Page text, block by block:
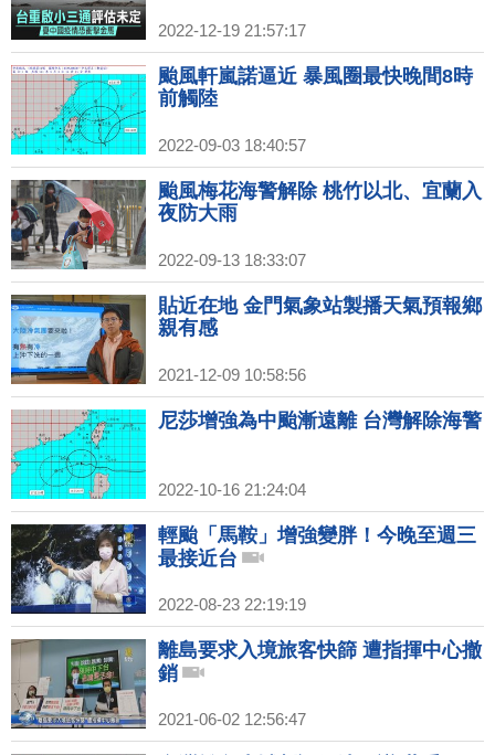
2022-12-19 21:57:17
颱風軒嵐諾逼近 暴風圈最快晚間8時
前觸陸
2022-09-03 18:40:57
颱風梅花海警解除 桃竹以北、宜蘭入
夜防大雨
2022-09-13 18:33:07
貼近在地 金門氣象站製播天氣預報鄉
親有感
2021-12-09 10:58:56
尼莎增強為中颱漸遠離 台灣解除海警
2022-10-16 21:24:04
輕颱「馬鞍」增強變胖！今晚至週三
最接近台
2022-08-23 22:19:19
離島要求入境旅客快篩 遭指揮中心撤
銷
2021-06-02 12:56:47